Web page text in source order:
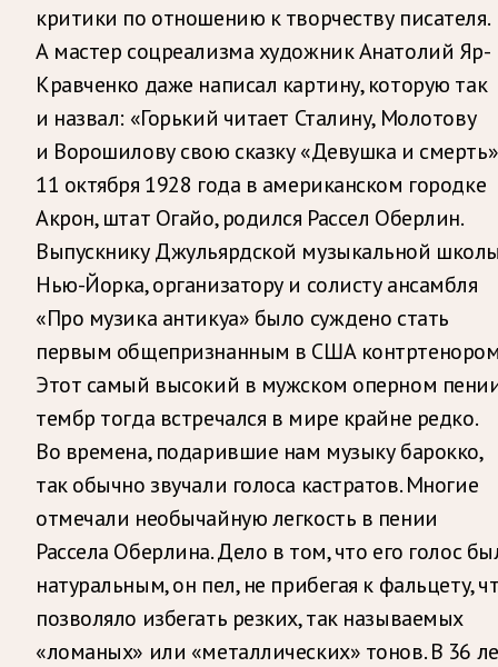
критики по отношению к творчеству писателя.
А мастер соцреализма художник Анатолий Яр-
Кравченко даже написал картину, которую так
и назвал: «Горький читает Сталину, Молотову
и Ворошилову свою сказку «Девушка и
11 октября 1928 года в американском городке
Акрон, штат Огайо, родился Рассел Оберлин.
Выпускнику Джульярдской музыкальной
Нью-Йорка, организатору и солисту ансамбля
«Про музика антикуа» было суждено стать
первым общепризнанным в США
Этот самый высокий в мужском оперном
тембр тогда встречался в мире крайне редко.
Во времена, подарившие нам музыку барокко,
так обычно звучали голоса кастратов. Многие
отмечали необычайную легкость в пении
Рассела Оберлина. Дело в том, что его голос
натуральным, он пел, не прибегая к фальцету,
позволяло избегать резких, так называемых
«ломаных» или «металлических» тонов. В 36